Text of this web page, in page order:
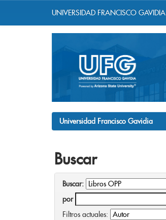
UNIVERSIDAD FRANCISCO GAVIDIA
Universidad Francisco Gavidia
Buscar
Buscar:
por
Filtros actuales: